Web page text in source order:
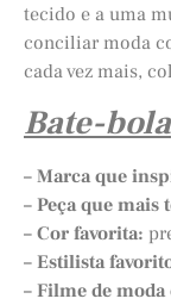
tecido e a uma
conciliar moda
cada vez mais,
Bate-bola
– Marca que
– Peça que mais
– Cor favorita:
– Estilista
– Filme de